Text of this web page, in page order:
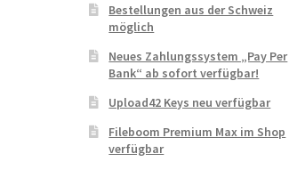
Bestellungen aus der Schweiz
möglich
Neues Zahlungssystem „Pay Per
Bank“ ab sofort verfügbar!
Upload42 Keys neu verfügbar
Fileboom Premium Max im Shop
verfügbar